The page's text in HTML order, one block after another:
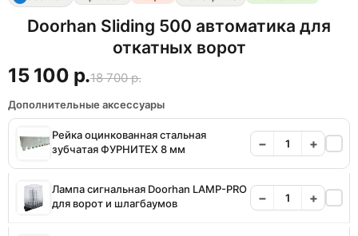
Doorhan Sliding 500 автоматика для
откатных ворот
15 100 р.18 700 р.
Дополнительные аксессуары
Рейка оцинкованная стальная
зубчатая ФУРНИТЕХ 8 мм
− +
Лампа сигнальная Doorhan LAMP-PRO
для ворот и шлагбаумов
− +